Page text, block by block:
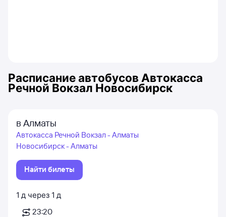
Расписание автобусов Автокасса
Речной Вокзал Новосибирск
в Алматы
Автокасса Речной Вокзал - Алматы
Новосибирск - Алматы
Найти билеты
1 д через 1 д
23:20